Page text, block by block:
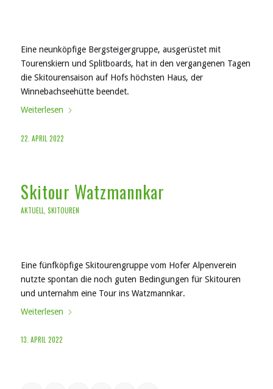
Eine neunköpfige Bergsteigergruppe, ausgerüstet mit
Tourenskiern und Splitboards, hat in den vergangenen Tagen
die Skitourensaison auf Hofs höchsten Haus, der
Winnebachseehütte beendet.
Weiterlesen
22. APRIL 2022
Skitour Watzmannkar
AKTUELL SKITOUREN
Eine fünfköpfige Skitourengruppe vom Hofer Alpenverein
nutzte spontan die noch guten Bedingungen für Skitouren
und unternahm eine Tour ins Watzmannkar.
Weiterlesen
13. APRIL 2022